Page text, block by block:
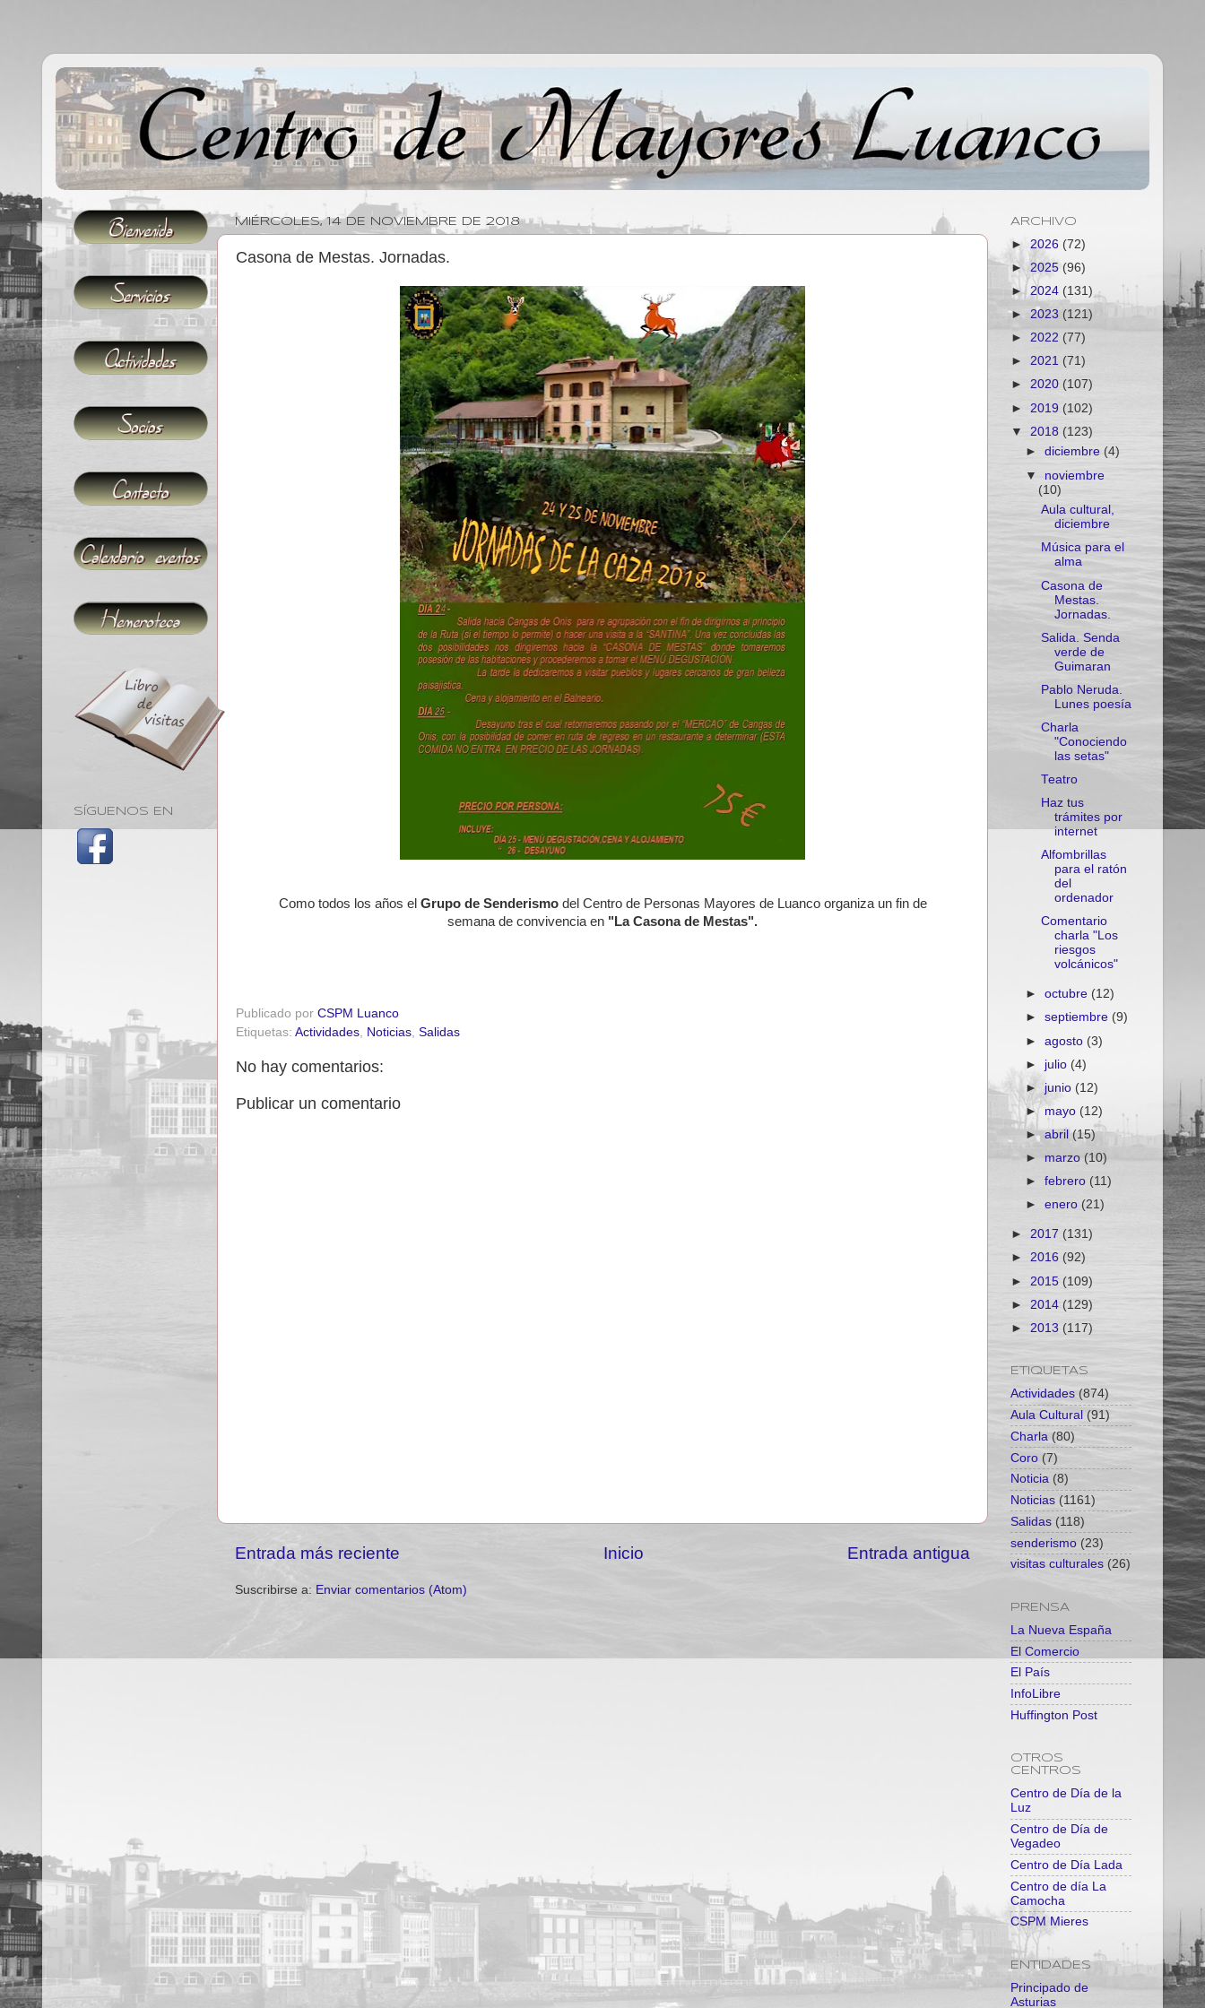
MIÉRCOLES, 14 DE NOVIEMBRE DE 2018
Casona de Mestas. Jornadas.
Como todos los años el Grupo de Senderismodel Centro de Personas Mayores de Luanco organiza un fin de
semana de convivencia en "La Casona de Mestas".
Publicado por CSPM Luanco
Etiquetas: Actividades Noticias Salidas
No hay comentarios:
Publicar un comentario
Entrada más reciente Entrada antigua
Inicio
Suscribirse a: Enviar comentarios (Atom)
SÍGUENOS EN
ARCHIVO
► 2026 (72)
► 2025 (96)
► 2024 (131)
► 2023 (121)
► 2022 (77)
► 2021 (71)
► 2020 (107)
► 2019 (102)
▼ 2018 (123)
►diciembre (4)
▼ noviembre
(10)
Aula cultural,
diciembre
Música para el
alma
Casona de
Mestas.
Jornadas.
Salida. Senda
verde de
Guimaran
Pablo Neruda.
Lunes poesía
Charla
"Conociendo
las setas"
Teatro
Haz tus
trámites por
internet
Alfombrillas
para el ratón
del
ordenador
Comentario
charla "Los
riesgos
volcánicos"
►octubre (12)
►septiembre (9)
►agosto (3)
► julio (4)
►junio (12)
► mayo (12)
►abril(15)
► marzo (10)
►febrero (11)
►enero(21)
► 2017 (131)
► 2016 (92)
► 2015 (109)
► 2014 (129)
► 2013 (117)
ETIQUETAS
Actividades (874)
Aula Cultural (91)
Charla (80)
Coro (7)
Noticia (8)
Noticias (1161)
Salidas (118)
senderismo (23)
visitas culturales (26)
PRENSA
La Nueva España
El Comercio
El País
InfoLibre
Huffington Post
OTROS
CENTROS
Centro de Día de la
Luz
Centro de Día de
Vegadeo
Centro de Día Lada
Centro de día La
Camocha
CSPM Mieres
ENTIDADES
Principado de
Asturias